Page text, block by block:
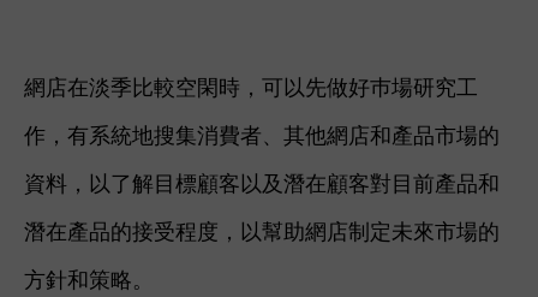
網店在淡季比較空閑時，可以先做好巿場研究工
作，有系統地搜集消費者、其他網店和產品市場的
資料，以了解目標顧客以及潛在顧客對目前產品和
潛在產品的接受程度，以幫助網店制定未來市場的
方針和策略。